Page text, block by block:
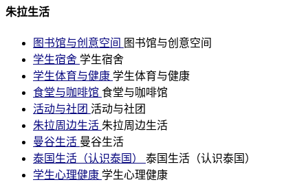
朱拉生活
图书馆与创意空间 图书馆与创意空间
学生宿舍 学生宿舍
学生体育与健康 学生体育与健康
食堂与咖啡馆 食堂与咖啡馆
活动与社团 活动与社团
朱拉周边生活 朱拉周边生活
曼谷生活 曼谷生活
泰国生活（认识泰国） 泰国生活（认识泰国）
学生心理健康 学生心理健康